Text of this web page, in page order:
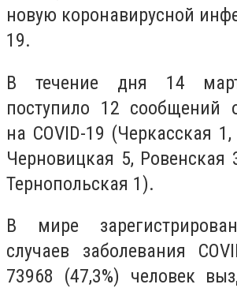
новую коронавирусной
19.
В течение дня 14
поступило 12 сообщений
на COVID-19 (Черкасская
Черновицкая 5, Ровенская
Тернопольская 1).
В мире
случаев заболевания
73968 (47,3%) человек